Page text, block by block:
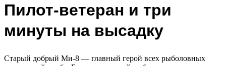
Пилот-ветеран и три
минуты на высадку
Старый добрый Ми-8 — главный герой всех рыболовных